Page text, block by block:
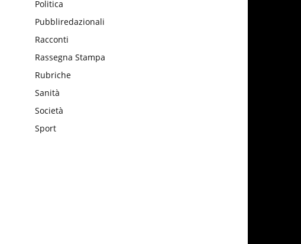
Politica
Pubbliredazionali
Racconti
Rassegna Stampa
Rubriche
Sanità
Società
Sport